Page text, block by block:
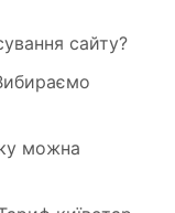
сайту?
можна